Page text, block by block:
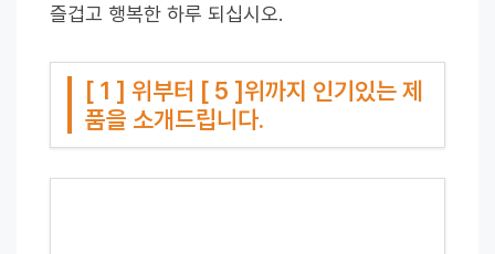
즐겁고 행복한 하루 되십시오.
[ 1 ] 위부터 [ 5 ]위까지 인기있는 제
품을 소개드립니다.